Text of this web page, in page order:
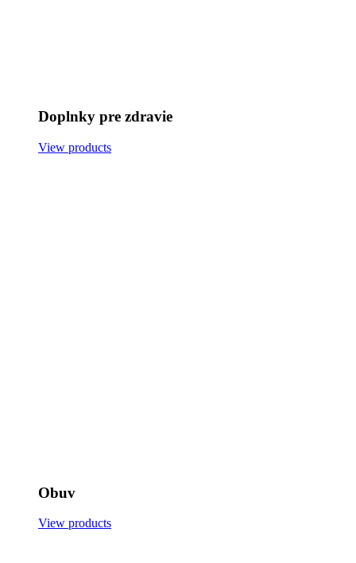
Doplnky pre zdravie
View products
Obuv
View products